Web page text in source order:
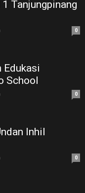
Tanjungpinang
0
Edukasi
School
0
Inhil
0